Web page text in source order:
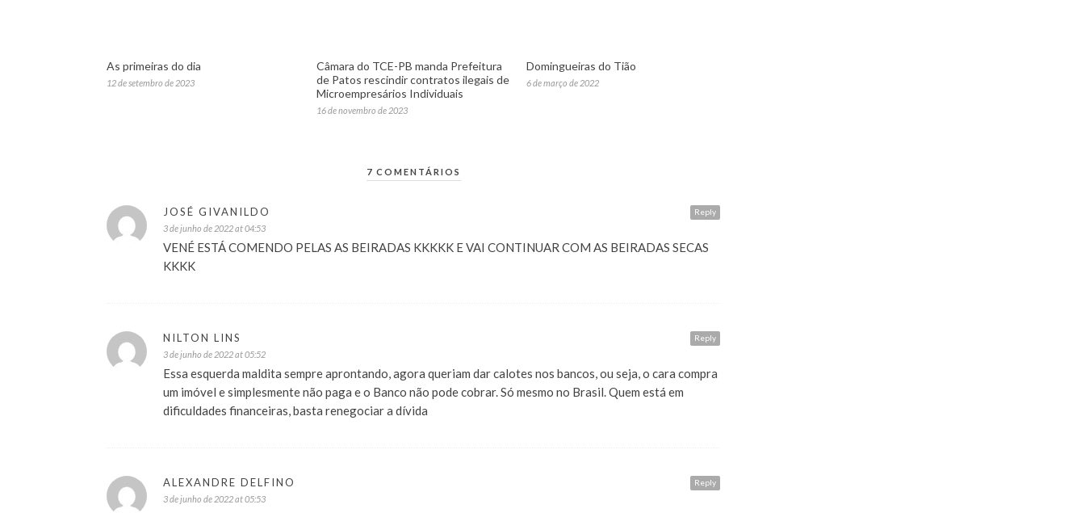
As primeiras do dia
12 de setembro de 2023
Câmara do TCE-PB manda Prefeitura
de Patos rescindir contratos ilegais de
Microempresários Individuais
16 de novembro de 2023
Domingueiras do Tião
6 de março de 2022
7 COMENTÁRIOS
Reply
JOSÉ GIVANILDO
3 de junho de 2022 at 04:53
VENÉ ESTÁ COMENDO PELAS AS BEIRADAS KKKKK E VAI CONTINUAR COM AS BEIRADAS SECAS
KKKK
Reply
NILTON LINS
3 de junho de 2022 at 05:52
Essa esquerda maldita sempre aprontando, agora queriam dar calotes nos bancos, ou seja, o cara compra
um imóvel e simplesmente não paga e o Banco não pode cobrar. Só mesmo no Brasil. Quem está em
dificuldades financeiras, basta renegociar a dívida
Reply
ALEXANDRE DELFINO
3 de junho de 2022 at 05:53